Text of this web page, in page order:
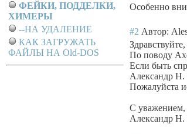
ФЕЙКИ, ПОДДЕЛКИ,
ХИМЕРЫ
--НА УДАЛЕНИЕ
КАК ЗАГРУЖАТЬ
ФАЙЛЫ НА Old-DOS
Особенно
#2 Автор:
Здравствуйте,
По поводу
Если быть
Александр
Пожалуйста
С уважением,
Александр Н.